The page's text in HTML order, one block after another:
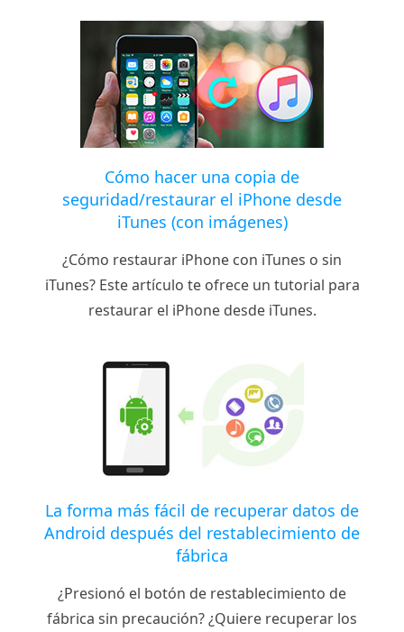
Cómo hacer una copia de
seguridad/restaurar el iPhone desde
iTunes (con imágenes)
¿Cómo restaurar iPhone con iTunes o sin
iTunes? Este artículo te ofrece un tutorial para
restaurar el iPhone desde iTunes.
La forma más fácil de recuperar datos de
Android después del restablecimiento de
fábrica
¿Presionó el botón de restablecimiento de
fábrica sin precaución? ¿Quiere recuperar los